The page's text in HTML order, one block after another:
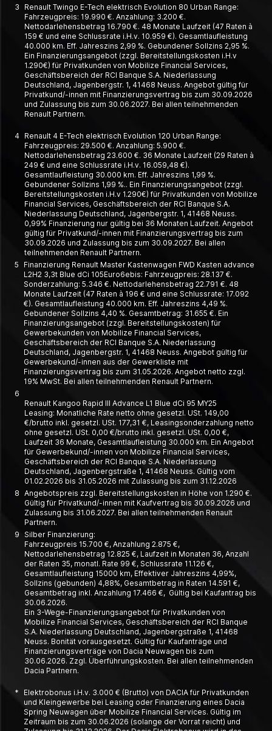
3
Renault Twingo E-Tech elektrisch Evolution 80 Urban Range:
Fahrzeugpreis: 19.990 €. Anzahlung: 3.200 €.
Nettodarlehensbetrag 16.790 €. 48 Monate Laufzeit (47 Raten à
159 € und eine Schlussrate i.H.v. 10.959 €). Gesamtlaufleistung
40.000 km. Eff. Jahreszins 2,99 %. Gebundener Sollzins 2,95 %.
Ein Finanzierungsangebot (zzgl. Bereitstellungskosten i.H.v
1.290€) für Privatkunden von Mobilize Financial Services,
Geschäftsbereich der RCI Banque S.A. Niederlassung
Deutschland, Jagenbergstr. 1, 41468 Neuss. Angebot gültig für
Privatkund/-innen mit Finanzierungsvertrag bis zum 30.09.2026
und Zulassung bis zum 30.06.2027. Bei allen teilnehmenden
Renault Partnern.
4 Renault 4 E-Tech elektrisch Evolution 120 Urban Range:
Fahrzeugpreis: 29.500 €. Anzahlung: 5.900 €.
Nettodarlehensbetrag 23.600 €. 36 Monate Laufzeit (29 Raten à
249 € und eine Schlussrate i.H.v. 16.059,48 €).
Gesamtlaufleistung 30.000 km. Eff. Jahreszins 1,99 %.
Gebundener Sollzins 1,99 %.. Ein Finanzierungsangebot (zzgl.
Bereitstellungskosten i.H.v 1.290€) für Privatkunden von Mobilize
Financial Services, Geschäftsbereich der RCI Banque S.A.
Niederlassung Deutschland, Jagenbergstr. 1, 41468 Neuss.
0,99% Finanzierung nur gültig bei 36 Monaten Laufzeit. Angebot
gültig für Privatkund/-innen mit Finanzierungsvertrag bis zum
30.09.2026 und Zulassung bis zum 30.09.2027. Bei allen
teilnehmenden Renault Partnern.
5
Finanzierung Renault Master Kastenwagen FWD Kasten advance
L2H2 3,3t Blue dCi 105Euro6ebis: Fahrzeugpreis: 28.137 €.
Sonderzahlung: 5.346 €. Nettodarlehensbetrag 22.791 €. 48
Monate Laufzeit (47 Raten à 196 € und eine Schlussrate: 17.092
€). Gesamtlaufleistung 40.000 km. Eff. Jahreszins 4,49 %.
Gebundener Sollzins 4,40 %. Gesamtbetrag: 31.655 €. Ein
Finanzierungsangebot (zzgl. Bereitstellungskosten) für
Gewerbekunden von Mobilize Financial Services,
Geschäftsbereich der RCI Banque S.A. Niederlassung
Deutschland, Jagenbergstr. 1, 41468 Neuss. Angebot gültig für
Gewerbekund/-innen aus der Gewerkliste mit
Finanzierungsvertrag bis zum 31.05.2026. Angebot netto zzgl.
19% MwSt. Bei allen teilnehmenden Renault Partnern.
6
Renault Kangoo Rapid III Advance L1 Blue dCi 95 MY25
Leasing: Monatliche Rate netto ohne gesetzl. USt. 149,00
€/brutto inkl. gesetzl. USt. 177,31 €, Leasing­­sonder­zahlung netto
ohne gesetzl. USt. 0,00 €/brutto inkl. gesetzl. USt. 0,00 €,
Laufzeit 36 Monate, Gesamt­laufleistung 30.000 km. Ein Angebot
für Gewerbe­kund/-innen von Mobilize Financial Services,
Geschäfts­bereich der RCI Banque S.A. Nieder­lassung
Deutschland, Jagen­berg­straße 1, 41468 Neuss. Gültig vom
01.02.2026 bis 31.05.2026 mit Zulassung bis zum 31.12.2026
8 Angebotspreis zzgl. Bereitstellungskosten in Höhe von 1.290 €.
Gültig für Privatkund/-innen mit Kaufvertrag bis 30.09.2026 und
Zulassung bis 31.06.2027. Bei allen teilnehmenden Renault
Partnern.
9
Silber Finanzierung:
Fahrzeugpreis 15.700 €, Anzahlung 2.875 €,
Nettodarlehensbetrag 12.825 €, Laufzeit in Monaten 36, Anzahl
der Raten 35, monatl. Rate 99 €, Schlussrate 11.126 €,
Gesamtlaufleistung 15000 km, Effektiver Jahreszins 4,99%,
Sollzins (gebunden) 4,88%, Gesamtbetrag in Raten 14.591 €,
Gesamtbetrag inkl. Anzahlung 17.466 €, Gültig bei Kaufantrag bis
30.06.2026.
Ein 3-Wege-Finanzierungsangebot für Privatkunden von
Mobilize Financial Services, Geschäftsbereich der RCI Banque
S.A. Niederlassung Deutschland, Jagenbergstraße 1, 41468
Neuss. Bonität vorausgesetzt. Gültig für Kaufanträge und
Finanzierungsverträge von Dacia Neuwagen bis zum
30.06.2026. Zzgl. Überführungskosten. Bei allen teilnehmenden
Dacia Partnern.
*
Elektrobonus i.H.v. 3.000 € (Brutto) von DACIA für Privatkunden
und Kleingewerbe bei Leasing oder Finanzierung eines Dacia
Spring Neuwagen über Mobilize Financial Services. Gültig im
Zeitraum bis zum 30.06.2026 (solange der Vorrat reicht) und